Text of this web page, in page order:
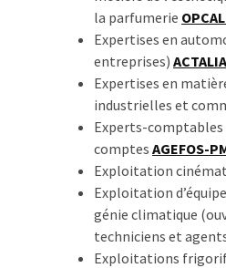
la parfumerie
Expertises en
entreprises)
Expertises en
industrielles et
Experts-comptables
comptes AGEFOS-
Exploitation
Exploitation
génie climatique
techniciens et
Exploitations